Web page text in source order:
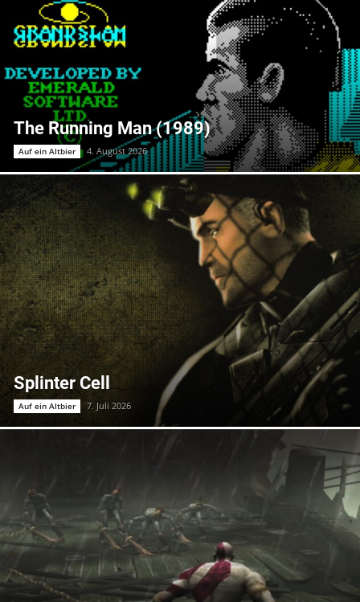
The Running Man (1989)
Auf ein Altbier 4. August 2026
Splinter Cell
Auf ein Altbier 7. Juli 2026